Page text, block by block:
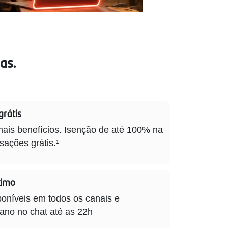
benefícios. Isenção de até 100% na
grátis.¹
em todos os canais e
no chat até as 22h